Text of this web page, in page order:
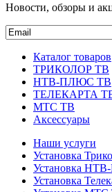
Новости, обзоры и
Каталог товаров
ТРИКОЛОР ТВ
НТВ-ПЛЮС ТВ
ТЕЛЕКАРТА
МТС ТВ
Аксессуары
Наши услуги
Установка
Установка
Установка